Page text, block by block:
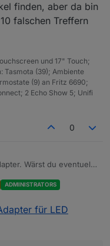
für ioBroker gemacht
finden, aber da bin
falschen Treffern
und 17" Touch;
Tasmota (39); Ambiente
(9) an Fritz 6690;
2 Echo Show 5; Unifi
0
Wärst du eventuell
finden, aber da bin
10 falschen Treffern
ADMINISTRATORS
für LED